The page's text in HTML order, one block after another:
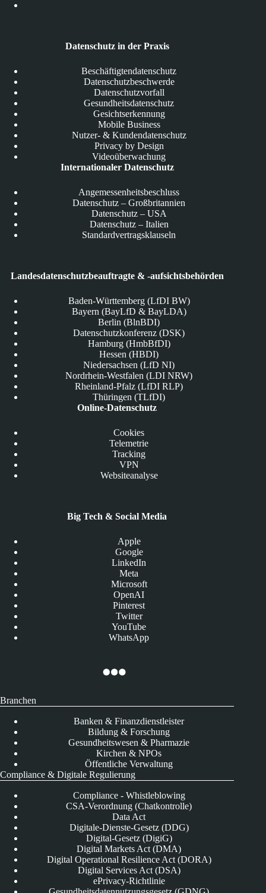
Datenschutz in der Praxis
Beschäftigtendatenschutz
Datenschutzbeschwerde
Datenschutzvorfall
Gesundheitsdatenschutz
Gesichtserkennung
Mobile Business
Nutzer- & Kundendatenschutz
Privacy by Design
Videoüberwachung
Internationaler Datenschutz
Angemessenheitsbeschluss
Datenschutz – Großbritannien
Datenschutz – USA
Datenschutz – Italien
Standardvertragsklauseln
Landesdatenschutzbeauftragte & -aufsichtsbehörden
Baden-Württemberg (LfDI BW)
Bayern (BayLfD & BayLDA)
Berlin (BlnBDI)
Datenschutzkonferenz (DSK)
Hamburg (HmbBfDI)
Hessen (HBDI)
Niedersachsen (LfD NI)
Nordrhein-Westfalen (LDI NRW)
Rheinland-Pfalz (LfDI RLP)
Thüringen (TLfDI)
Online-Datenschutz
Cookies
Telemetrie
Tracking
VPN
Websiteanalyse
Big Tech & Social Media
Apple
Google
LinkedIn
Meta
Microsoft
OpenAI
Pinterest
Twitter
YouTube
WhatsApp
Branchen
Banken & Finanzdienstleister
Bildung & Forschung
Gesundheitswesen & Pharmazie
Kirchen & NPOs
Öffentliche Verwaltung
Compliance & Digitale Regulierung
Compliance - Whistleblowing
CSA-Verordnung (Chatkontrolle)
Data Act
Digitale-Dienste-Gesetz (DDG)
Digital-Gesetz (DigiG)
Digital Markets Act (DMA)
Digital Operational Resilience Act (DORA)
Digital Services Act (DSA)
ePrivacy-Richtlinie